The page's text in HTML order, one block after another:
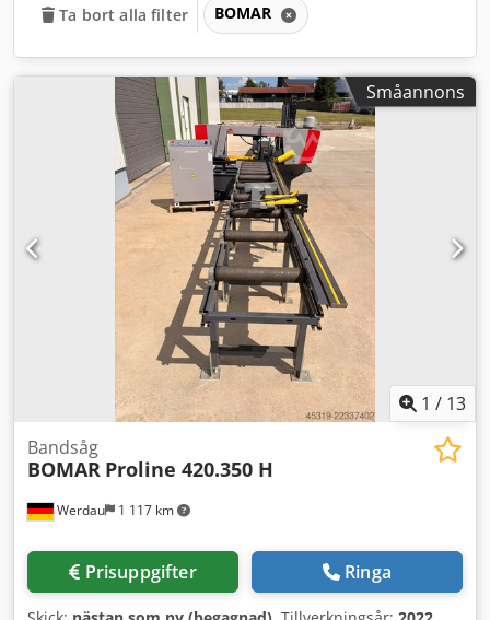
Ta bort alla filter BOMAR
Småannons
1 / 13
Werdau 1 117 km
Bandsåg
BOMAR Proline 420.350 H
Prisuppgifter Ringa